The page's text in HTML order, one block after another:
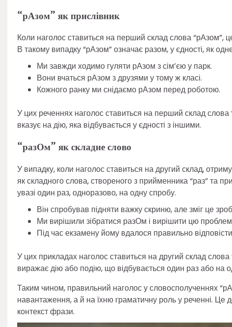
“рАзом” як прислівник
Коли наголос ставиться на перший склад слова “рАзом”,
В такому випадку “рАзом” означає разом, у єдності, як
Ми завжди ходимо гуляти рАзом з сім’єю у парк.
Вони вчаться рАзом з друзями у тому ж класі.
Кожного ранку ми снідаємо рАзом перед роботою.
У цих реченнях наголос ставиться на перший склад
вказує на дію, яка відбувається у єдності з іншими.
“разОм” як складне слово
У випадку, коли наголос ставиться на другий склад,
як складного слова, створеного з прийменника “раз” та
увазі один раз, одноразово, на одну спробу.
Він спробував підняти важку скриню, але зміг це
Ми вирішили зібратися разОм і вирішити цю
Під час екзамену йому вдалося правильно
У цих прикладах наголос ставиться на другий склад
виражає дію або подію, що відбувається один раз або на
Таким чином, правильний наголос у словосполученнях
навантаження, а й на їхню граматичну роль у реченні. Це
контекст фрази.